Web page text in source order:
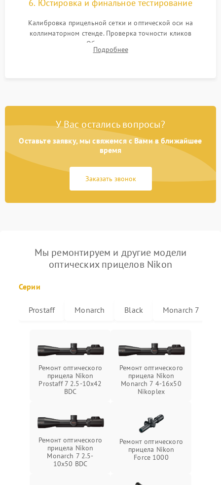
6. Юстировка и финальное тестирование
Калибровка прицельной сетки и оптической оси на
коллиматорном стенде. Проверка точности кликов
механизма поправок. Обязательное испытание прицела на
ударном стенде для проверки устойчивости к отдаче и
Подробнее
У Вас остались вопросы?
Оставьте заявку, мы свяжемся с Вами в ближайшее
время
Заказать звонок
Мы ремонтируем и другие модели
оптических прицелов Nikon
Серии
Prostaff Monarch Black Monarch 7
Ремонт оптического
прицела Nikon
Prostaff 7 2.5-10x42
BDC
Ремонт оптического
прицела Nikon
Monarch 7 4-16x50
Nikoplex
Ремонт оптического
прицела Nikon
Monarch 7 2.5-
10x50 BDC
Ремонт оптического
прицела Nikon
Force 1000